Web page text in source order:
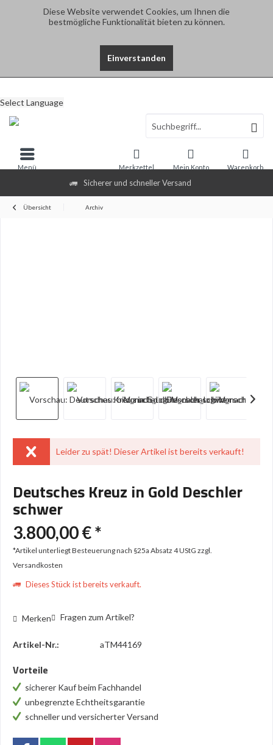
Diese Website verwendet Cookies, um Ihnen die
bestmögliche Funktionalität bieten zu können.
Einverstanden
Sicherer und schneller Versand
Select Language
Warenkorb
Merkzettel Mein Konto
Menü
Übersicht Archiv
Leider zu spät! Dieser Artikel ist bereits verkauft!
Deutsches Kreuz in Gold Deschler
schwer
3.800,00 € *
*Artikel unterliegt Besteuerung nach §25a Absatz 4 UStG zzgl.
Versandkosten
Dieses Stück ist bereits verkauft.
Merken Fragen zum Artikel?
Artikel-Nr.: aTM44169
Vorteile
sicherer Kauf beim Fachhandel
unbegrenzte Echtheitsgarantie
schneller und versicherter Versand